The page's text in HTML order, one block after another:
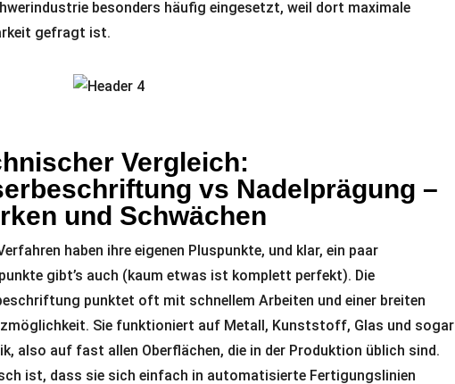
besonders häufig eingesetzt, weil dort maximale
gefragt ist.
Vergleich:
vs Nadelprägung –
und Schwächen
haben ihre eigenen Pluspunkte, und klar, ein paar
gibt’s auch (kaum etwas ist komplett perfekt). Die
punktet oft mit schnellem Arbeiten und einer breiten
Sie funktioniert auf Metall, Kunststoff, Glas und sogar
also auf fast allen Oberflächen, die in der Produktion üblich sind.
ist, dass sie sich einfach in automatisierte Fertigungslinien